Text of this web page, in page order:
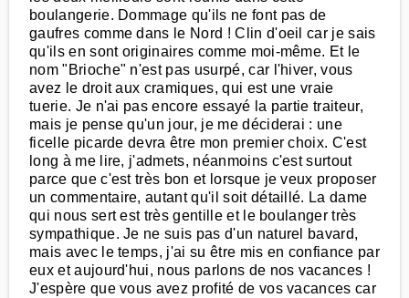
boulangerie. Dommage qu'ils ne font pas de
gaufres comme dans le Nord ! Clin d'oeil car je sais
qu'ils en sont originaires comme moi-même. Et le
nom "Brioche" n'est pas usurpé, car l'hiver, vous
avez le droit aux cramiques, qui est une vraie
tuerie. Je n'ai pas encore essayé la partie traiteur,
mais je pense qu'un jour, je me déciderai : une
ficelle picarde devra être mon premier choix. C'est
long à me lire, j'admets, néanmoins c'est surtout
parce que c'est très bon et lorsque je veux proposer
un commentaire, autant qu'il soit détaillé. La dame
qui nous sert est très gentille et le boulanger très
sympathique. Je ne suis pas d'un naturel bavard,
mais avec le temps, j'ai su être mis en confiance par
eux et aujourd'hui, nous parlons de nos vacances !
J'espère que vous avez profité de vos vacances car